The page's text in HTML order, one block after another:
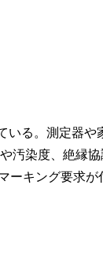
る。測定器や
汚染度、絶縁
キング要求が